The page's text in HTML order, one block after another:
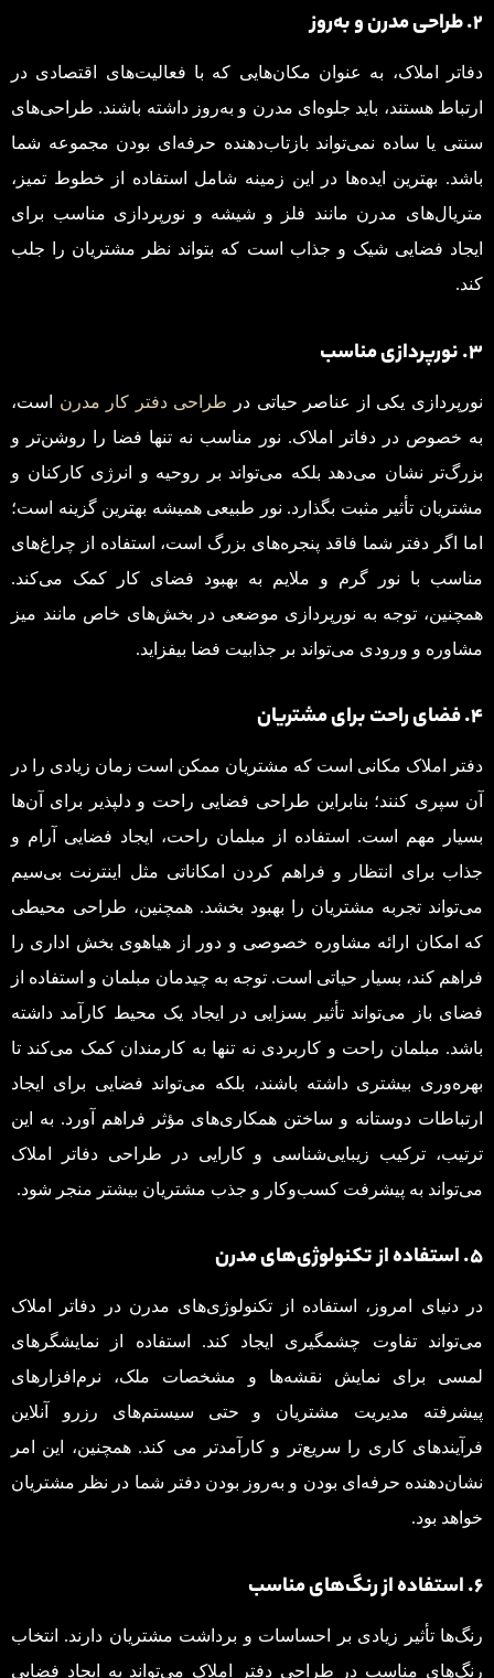
۲. طراحی مدرن و به‌روز
دفاتر املاک، به عنوان مکان‌هایی که با فعالیت‌های اقتصادی در
ارتباط هستند، باید جلوه‌ای مدرن و به‌روز داشته باشند. طراحی‌های
سنتی یا ساده نمی‌تواند بازتاب‌دهنده حرفه‌ای بودن مجموعه شما
باشد. بهترین ایده‌ها در این زمینه شامل استفاده از خطوط تمیز،
متریال‌های مدرن مانند فلز و شیشه و نورپردازی مناسب برای
ایجاد فضایی شیک و جذاب است که بتواند نظر مشتریان را جلب
کند.
۳. نورپردازی مناسب
نورپردازی یکی از عناصر حیاتی در طراحی دفتر کار مدرن است،
به خصوص در دفاتر املاک. نور مناسب نه تنها فضا را روشن‌تر و
بزرگ‌تر نشان می‌دهد بلکه می‌تواند بر روحیه و انرژی کارکنان و
مشتریان تأثیر مثبت بگذارد. نور طبیعی همیشه بهترین گزینه است؛
اما اگر دفتر شما فاقد پنجره‌های بزرگ است، استفاده از چراغ‌های
مناسب با نور گرم و ملایم به بهبود فضای کار کمک می‌کند.
همچنین، توجه به نورپردازی موضعی در بخش‌های خاص مانند میز
مشاوره و ورودی می‌تواند بر جذابیت فضا بیفزاید.
۴. فضای راحت برای مشتریان
دفتر املاک مکانی است که مشتریان ممکن است زمان زیادی را در
آن سپری کنند؛ بنابراین طراحی فضایی راحت و دلپذیر برای آن‌ها
بسیار مهم است. استفاده از مبلمان راحت، ایجاد فضایی آرام و
جذاب برای انتظار و فراهم کردن امکاناتی مثل اینترنت بی‌سیم
می‌تواند تجربه مشتریان را بهبود بخشد. همچنین، طراحی محیطی
که امکان ارائه مشاوره خصوصی و دور از هیاهوی بخش اداری را
فراهم کند، بسیار حیاتی است. توجه به چیدمان مبلمان و استفاده از
فضای باز می‌تواند تأثیر بسزایی در ایجاد یک محیط کارآمد داشته
باشد. مبلمان راحت و کاربردی نه تنها به کارمندان کمک می‌کند تا
بهره‌وری بیشتری داشته باشند، بلکه می‌تواند فضایی برای ایجاد
ارتباطات دوستانه و ساختن همکاری‌های مؤثر فراهم آورد. به این
ترتیب، ترکیب زیبایی‌شناسی و کارایی در طراحی دفاتر املاک
می‌تواند به پیشرفت کسب‌وکار و جذب مشتریان بیشتر منجر شود.
۵. استفاده از تکنولوژی‌های مدرن
در دنیای امروز، استفاده از تکنولوژی‌های مدرن در دفاتر املاک
می‌تواند تفاوت چشمگیری ایجاد کند. استفاده از نمایشگرهای
لمسی برای نمایش نقشه‌ها و مشخصات ملک، نرم‌افزارهای
پیشرفته مدیریت مشتریان و حتی سیستم‌های رزرو آنلاین
فرآیندهای کاری را سریع‌تر و کارآمدتر می کند. همچنین، این امر
نشان‌دهنده حرفه‌ای بودن و به‌روز بودن دفتر شما در نظر مشتریان
خواهد بود.
۶. استفاده از رنگ‌های مناسب
رنگ‌ها تأثیر زیادی بر احساسات و برداشت مشتریان دارند. انتخاب
رنگ‌های مناسب در طراحی دفتر املاک می‌تواند به ایجاد فضایی